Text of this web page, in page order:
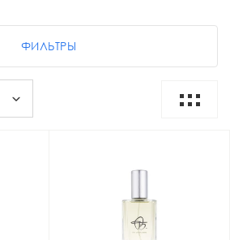
ФИЛЬТРЫ